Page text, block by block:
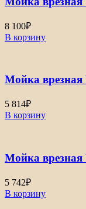
8 100₽
В корзину
Мойка
5 814₽
В корзину
Мойка
5 742₽
В корзину